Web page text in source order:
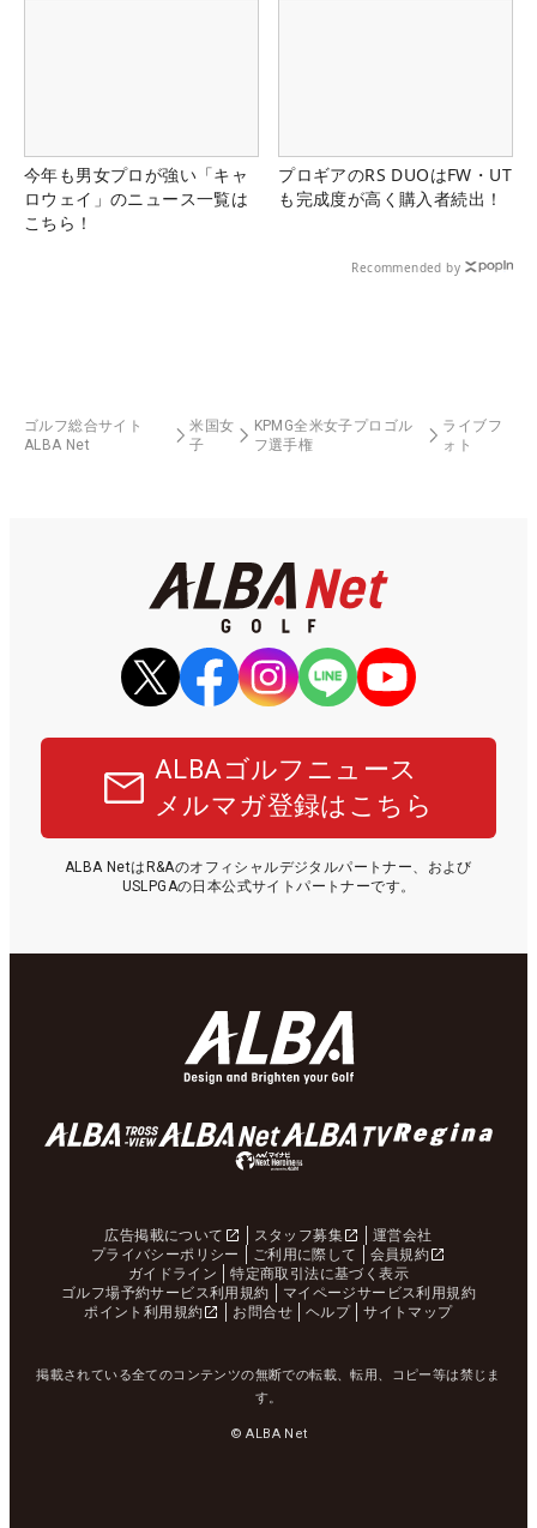
今年も男女プロが強い「キャ
ロウェイ」のニュース一覧は
こちら！
プロギアのRS DUOはFW・UT
も完成度が高く購入者続出！
Recommended by
ゴルフ総合サイト
ALBA Net
米国女
子
KPMG全米女子プロゴル
フ選手権
ライブフ
ォト
ALBAゴルフニュース
メルマガ登録はこちら
ALBA NetはR&Aのオフィシャルデジタルパートナー、および
USLPGAの日本公式サイトパートナーです。
広告掲載について スタッフ募集
運営会社
プライバシーポリシー
ご利用に際して
会員規約
ガイドライン
特定商取引法に基づく表示
ゴルフ場予約サービス利用規約
マイページサービス利用規約
ポイント利用規約
お問合せ ヘルプ サイトマップ
掲載されている全てのコンテンツの無断での転載、転用、コピー等は禁じま
す。
© ALBA Net